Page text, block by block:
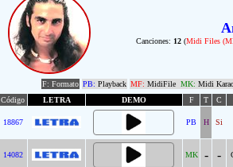
Canciones: 12(Midi Files
F: Formato PB: Playback MF: MidiFile MK: Midi
Código
LETRA DEMO F T C
18867 PB H Si
14082 MK - -